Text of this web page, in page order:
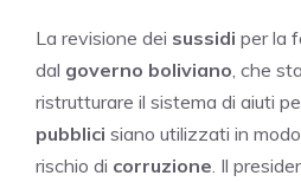
La revisione dei sussidi per la
dal governo boliviano, che
ristrutturare il sistema di aiuti
pubblici siano utilizzati in
rischio di corruzione. Il